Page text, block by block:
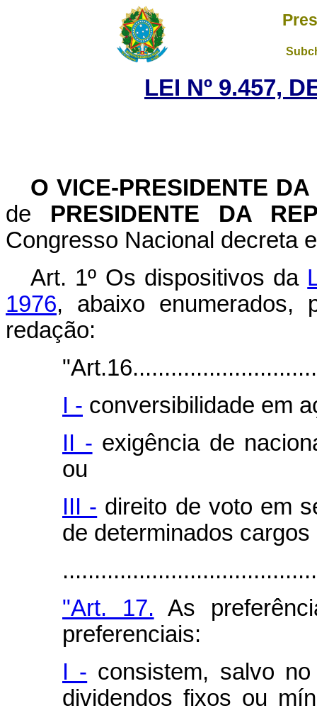
LEI Nº 9.457,
O VICE-PRESIDENTE
de PRESIDENTE DA
Congresso Nacional decreta
Art. 1º Os dispositivos da
1976, abaixo enumerados,
redação:
I - conversibilidade em
II - exigência de
ou
III - direito de voto em
de determinados
"Art. 17. As
preferenciais:
I - consistem, salvo
dividendos fixos ou